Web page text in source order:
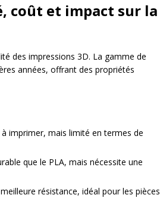
coût et impact sur la
des impressions 3D. La gamme de
années, offrant des propriétés
imprimer, mais limité en termes de
que le PLA, mais nécessite une
résistance, idéal pour les pièces